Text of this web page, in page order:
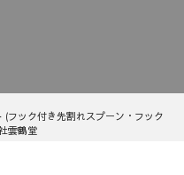
フック付き先割れスプーン・フック
雲鶴堂